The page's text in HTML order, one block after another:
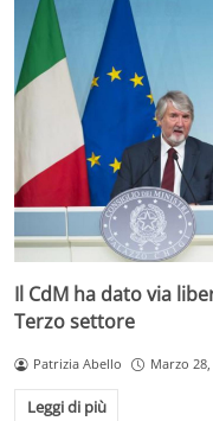
Il CdM ha dato via
Terzo settore
Patrizia Abello Marzo 28,
Leggi di più